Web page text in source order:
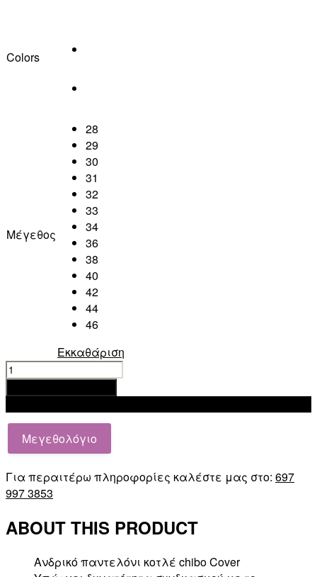
Colors
Μέγεθος
28
29
30
31
32
33
34
36
38
40
42
44
46
Εκκαθάριση
COVER
DENIM
W0065-
27
XSPRIND
PANT
Μεγεθολόγιο
Για περαιτέρω πληροφορίες καλέστε μας στο: 697
997 3853
ABOUT THIS PRODUCT
Ανδρικό παντελόνι κοτλέ chibo Cover